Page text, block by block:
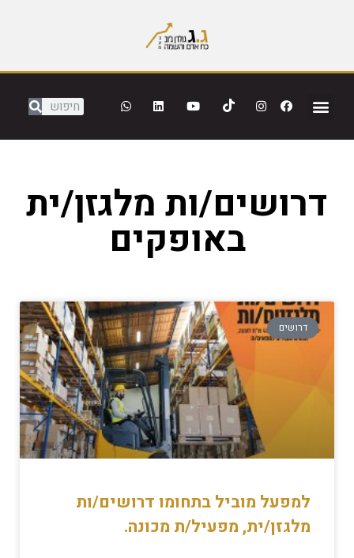
דרושים/ות מלגזן/ית
באופקים
דרושים
למפעל מוביל בתחומו דרושים/ות
מלגזן/ית, מפעיל/ת מכונה.